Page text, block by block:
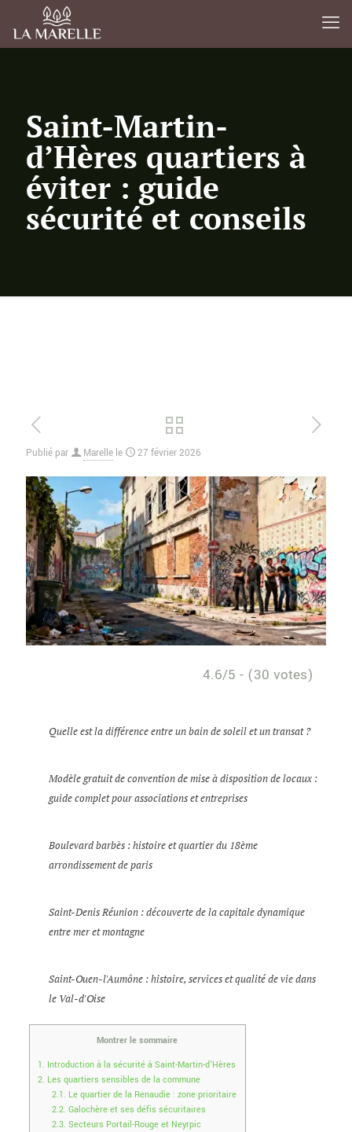
Saint-Martin-
d’Hères quartiers à
éviter : guide
sécurité et conseils
Publié par Marelle le 27 février 2026
4.6/5 - (30 votes)
Quelle est la différence entre un bain de soleil et un transat ?
Modèle gratuit de convention de mise à disposition de locaux :
guide complet pour associations et entreprises
Boulevard barbès : histoire et quartier du 18ème
arrondissement de paris
Saint-Denis Réunion : découverte de la capitale dynamique
entre mer et montagne
Saint-Ouen-l'Aumône : histoire, services et qualité de vie dans
le Val-d'Oise
Montrer le sommaire
1. Introduction à la sécurité à Saint-Martin-d’Hères
2. Les quartiers sensibles de la commune
2.1. Le quartier de la Renaudie : zone prioritaire
2.2. Galochère et ses défis sécuritaires
2.3. Secteurs Portail-Rouge et Neyrpic